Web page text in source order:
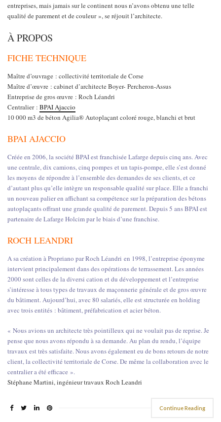
entreprises, mais jamais sur le continent nous n’avons obtenu une telle
qualité de parement et de couleur », se réjouit l’architecte.
À PROPOS
FICHE TECHNIQUE
Maître d’ouvrage : collectivité territoriale de Corse
Maître d’œuvre : cabinet d’architecte Boyer- Percheron-Assus
Entreprise de gros œuvre : Roch Léandri
Centralier : BPAI Ajaccio
10 000 m3 de béton Agilia® Autoplaçant coloré rouge, blanchi et brut
BPAI AJACCIO
Créée en 2006, la société BPAI est franchisée Lafarge depuis cinq ans. Avec
une centrale, dix camions, cinq pompes et un tapis-pompe, elle s’est donné
les moyens de répondre à l’ensemble des demandes de ses clients, et ce
d’autant plus qu’elle intègre un responsable qualité sur place. Elle a franchi
un nouveau palier en affichant sa compétence sur la préparation des bétons
autoplaçants offrant une grande qualité de parement. Depuis 5 ans BPAI est
partenaire de Lafarge Holcim par le biais d’une franchise.
ROCH LEANDRI
A sa création à Propriano par Roch Léandri en 1998, l’entreprise éponyme
intervient principalement dans des opérations de terrassement. Les années
2000 sont celles de la diversi cation et du développement et l’entreprise
s’intéresse à tous types de travaux de maçonnerie générale et de gros œuvre
du bâtiment. Aujourd’hui, avec 80 salariés, elle est structurée en holding
avec trois entités : bâtiment, préfabrication et acier béton.
« Nous avions un architecte très pointilleux qui ne voulait pas de reprise. Je
pense que nous avons répondu à sa demande. Au plan du rendu, l’équipe
travaux est très satisfaite. Nous avons également eu de bons retours de notre
client, la collectivité territoriale de Corse. De même la collaboration avec le
centralier a été efficace ».
Stéphane Martini, ingénieur travaux Roch Leandri
Continue Reading